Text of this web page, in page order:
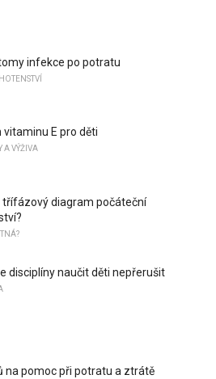
infekce po potratu
vitaminu E pro děti
A VÝŽIVA
třífázový diagram počáteční
disciplíny naučit děti nepřerušit
na pomoc při potratu a ztrátě